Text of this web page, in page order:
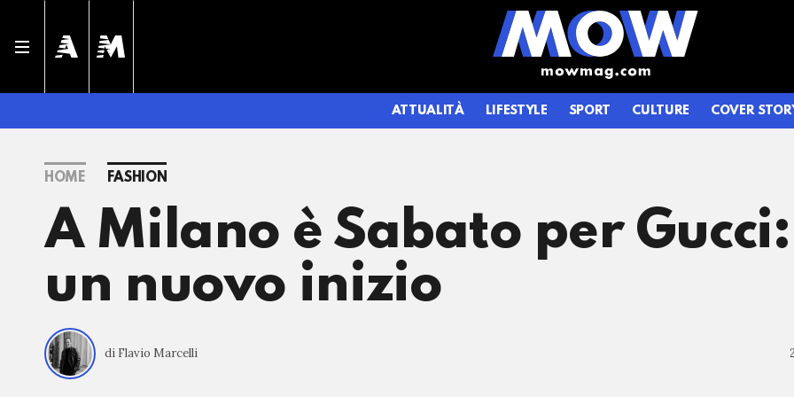
ATTUALITÀ LIFESTYLE SPORT CULTURE COVER
HOME FASHION
A Milano è Sabato per
un nuovo inizio
di Flavio Marcelli